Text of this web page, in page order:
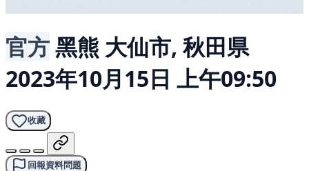
官方黑熊 大仙市, 秋田県
2023年10月15日 上午09:50
收藏
回報資料問題